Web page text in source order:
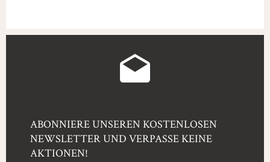
ABONNIERE UNSEREN KOSTENLOSEN
NEWSLETTER UND VERPASSE KEINE
AKTIONEN!